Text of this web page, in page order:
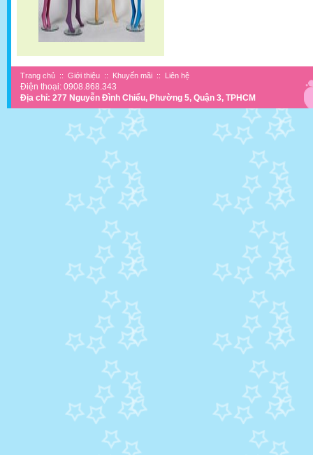
Trang chủ :: Giới thiệu :: Khuyến mãi :: Liên hệ
Điện thoại: 0908.868.343
Địa chỉ: 277 Nguyễn Đình Chiểu, Phường 5, Quận 3, TPHCM